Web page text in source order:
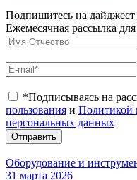
Подпишитесь на
Ежемесячная рассылка
*Подписываясь на
пользования и Политикой
персональных данных
Отправить
Оборудование и
31 марта 2026